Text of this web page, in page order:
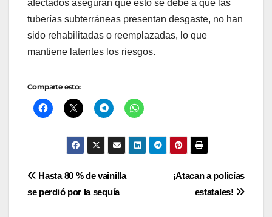
afectados aseguran que esto se debe a que las
tuberías subterráneas presentan desgaste, no han
sido rehabilitadas o reemplazadas, lo que
mantiene latentes los riesgos.
Comparte esto:
Navegación
de
¡Atacan a policías
estatales!
Hasta 80 % de vainilla
se perdió por la sequía